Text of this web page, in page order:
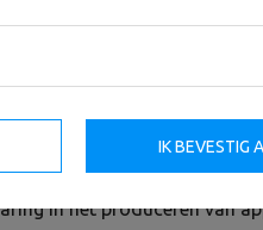
lift hebben we een volledig
gebruikt, zodat je geen extra
bovenste of onderste lift
beschikbaar - pas
in het produceren van
IK BEVESTIG